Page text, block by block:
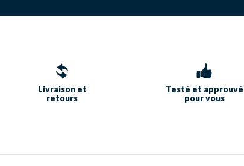
Livraison et
retours
Testé et approuvé
pour vous